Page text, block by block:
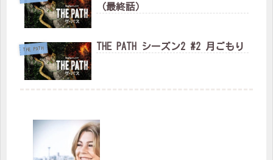
（最終話）
THE PATH THE PATH シーズン2 #2 月ごもり